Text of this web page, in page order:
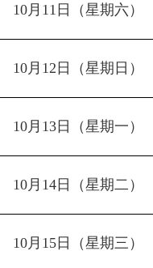
10月11日 （星期六）
10月12日 （星期日）
10月13日 （星期一）
10月14日 （星期二）
10月15日 （星期三）